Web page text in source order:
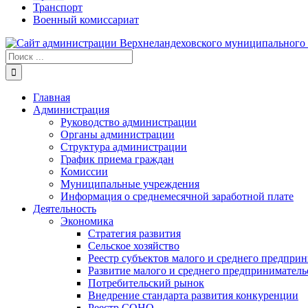
Транспорт
Военный комиссариат
Результат
поиска:
Главная
Администрация
Руководство администрации
Органы администрации
Структура администрации
График приема граждан
Комиссии
Муниципальные учреждения
Информация о среднемесячной заработной плате
Деятельность
Экономика
Стратегия развития
Сельское хозяйство
Реестр субъектов малого и среднего
Развитие малого и среднего
Потребительский рынок
Внедрение стандарта развития конкуренции